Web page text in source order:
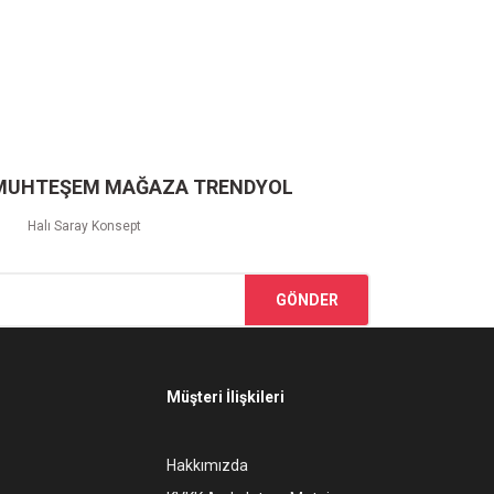
MAĞAZA TRENDYOL
Halı Saray Konsept
GÖNDER
Müşteri İlişkileri
Hakkımızda